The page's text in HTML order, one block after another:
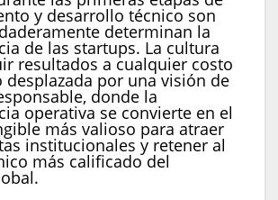
y desarrollo técnico son
determinan la
de las startups. La cultura
resultados a cualquier costo
desplazada por una visión de
donde la
operativa se convierte en el
más valioso para atraer
institucionales y retener al
más calificado del